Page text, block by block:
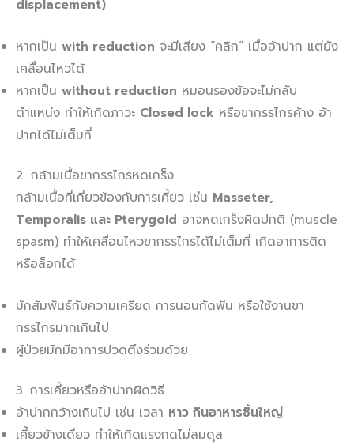
displacement)
หากเป็น with reduction จะมีเสียง “คลิก” เมื่ออ้าปาก แต่ยัง
เคลื่อนไหวได้
หากเป็น without reduction หมอนรองข้อจะไม่กลับ
ตำแหน่ง ทำให้เกิดภาวะ Closed lock หรือขากรรไกรค้าง อ้า
ปากได้ไม่เต็มที่
2. กล้ามเนื้อขากรรไกรหดเกร็ง
กล้ามเนื้อที่เกี่ยวข้องกับการเคี้ยว เช่น Masseter,
Temporalis และ Pterygoid อาจหดเกร็งผิดปกติ (muscle
spasm) ทำให้เคลื่อนไหวขากรรไกรได้ไม่เต็มที่ เกิดอาการติด
หรือล็อกได้
มักสัมพันธ์กับความเครียด การนอนกัดฟัน หรือใช้งานขา
กรรไกรมากเกินไป
ผู้ป่วยมักมีอาการปวดตึงร่วมด้วย
3. การเคี้ยวหรืออ้าปากผิดวิธี
อ้าปากกว้างเกินไป เช่น เวลา หาว กินอาหารชิ้นใหญ่
เคี้ยวข้างเดียว ทำให้เกิดแรงกดไม่สมดุล